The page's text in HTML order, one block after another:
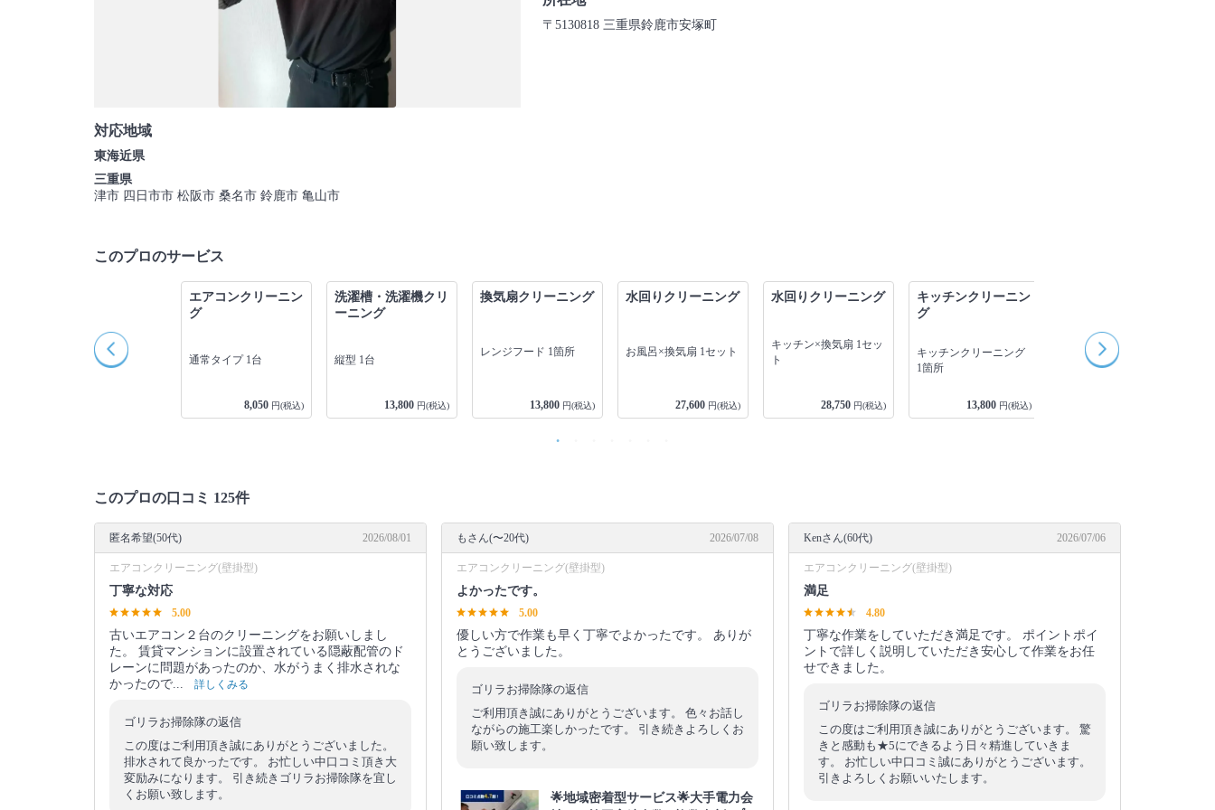
〒5130818 三重県鈴鹿市安塚町
対応地域
東海近県
三重県
津市 四日市市 松阪市 桑名市 鈴鹿市 亀山市
このプロのサービス
エアコンクリーニン
グ
通常タイプ 1台
8,050 円(税込)
洗濯槽・洗濯機クリ
ーニング
縦型 1台
13,800 円(税込)
換気扇クリーニング
レンジフード 1箇所
13,800 円(税込)
水回りクリーニング
お風呂×換気扇 1セット
27,600 円(税込)
水回りクリーニング
キッチン×換気扇 1セッ
ト
28,750 円(税込)
キッチンクリーニン
グ
キッチンクリーニング
1箇所
13,800 円(税込)
1LDK以下
このプロの口コミ 125件
匿名希望(50代) 2026/08/01
エアコンクリーニング(壁掛型)
丁寧な対応
5.00
古いエアコン２台のクリーニングをお願いしまし
た。 賃貸マンションに設置されている隠蔽配管のド
レーンに問題があったのか、水がうまく排水されな
かったので...
詳しくみる
ゴリラお掃除隊の返信
この度はご利用頂き誠にありがとうございました。
排水されて良かったです。 お忙しい中口コミ頂き大
変励みになります。 引き続きゴリラお掃除隊を宜し
くお願い致します。
もさん(〜20代) 2026/07/08
エアコンクリーニング(壁掛型)
よかったです。
5.00
優しい方で作業も早く丁寧でよかったです。 ありが
とうございました。
ゴリラお掃除隊の返信
ご利用頂き誠にありがとうございます。 色々お話し
ながらの施工楽しかったです。 引き続きよろしくお
願い致します。
🌟地域密着型サービス🌟大手電力会
Kenさん(60代) 2026/07/06
エアコンクリーニング(壁掛型)
満足
4.80
丁寧な作業をしていただき満足です。 ポイントポイ
ントで詳しく説明していただき安心して作業をお任
せできました。
ゴリラお掃除隊の返信
この度はご利用頂き誠にありがとうございます。 驚
きと感動も★5にできるよう日々精進していきま
す。 お忙しい中口コミ誠にありがとうございます。
引きよろしくお願いいたします。